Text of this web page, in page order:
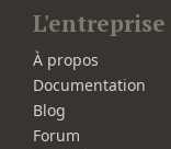
L'entreprise
À propos
Documentation
Blog
Forum